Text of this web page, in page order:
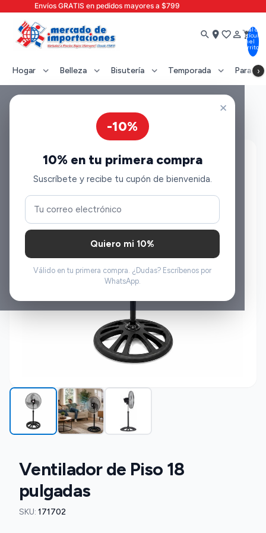
Envíos GRATIS en pedidos mayores a $799
search location_on favorite_border person_outlineshopping_cart
Total de
artículos
en el
carrito:
Hogar expand_more Belleza expand_more Bisutería expand_more Temporada expand_more Para tu
›
×
-10%
10% en tu primera compra
Suscríbete y recibe tu cupón de bienvenida.
Quiero mi 10%
Válido en tu primera compra. ¿Dudas? Escríbenos por
WhatsApp.
Ventilador de Piso 18 pulgadas
Ventilador de Piso 18
pulgadas
SKU: 171702